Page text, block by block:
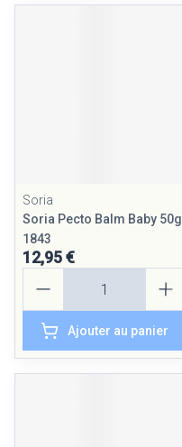
Soria
Soria Pecto Balm Baby 50g
1843
12,95 €
Ajouter au panier